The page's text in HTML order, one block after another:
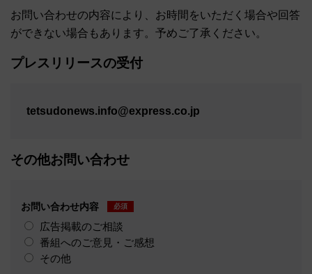
お問い合わせの内容により、お時間をいただく場合や回答
ができない場合もあります。予めご了承ください。
プレスリリースの受付
tetsudonews.info@express.co.jp
その他お問い合わせ
お問い合わせ内容 必須
広告掲載のご相談
番組へのご意見・ご感想
その他